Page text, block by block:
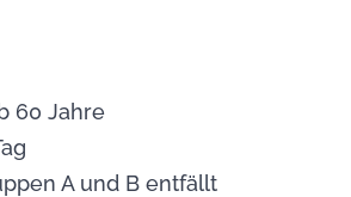
60 Jahre
A und B entfällt